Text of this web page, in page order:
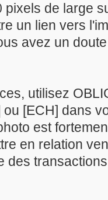
de large
un lien vers
avez un
utilisez
ou [ECH] dans
est
en relation
des